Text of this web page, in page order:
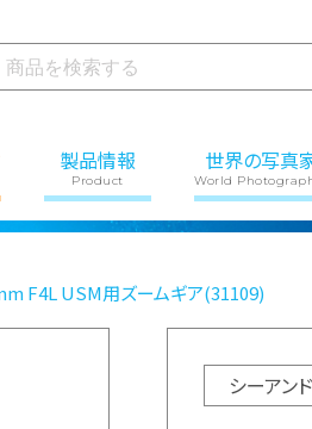
製品情報
Product
世界の写真
World
F4L USM用ズームギア(31109)
シーアン